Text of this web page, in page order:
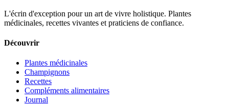
L'écrin d'exception pour un art de vivre holistique. Plantes
médicinales, recettes vivantes et praticiens de confiance.
Découvrir
Plantes médicinales
Champignons
Recettes
Compléments alimentaires
Journal